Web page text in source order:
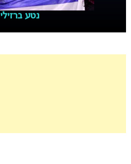
נטע ברזילי